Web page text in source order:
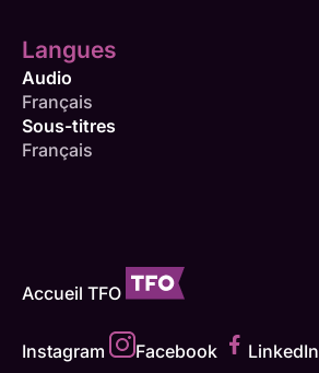
Langues
Audio
Français
Sous-titres
Français
Accueil TFO
Instagram Facebook LinkedIn